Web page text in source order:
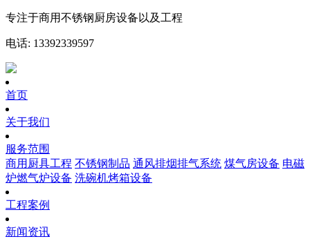
专注于商用不锈钢厨房设备以及工程
电话: 13392339597
首页
关于我们
服务范围
商用厨具工程 不锈钢制品 通风排烟排气系统 煤气房设备 电磁
炉燃气炉设备 洗碗机烤箱设备
工程案例
新闻资讯